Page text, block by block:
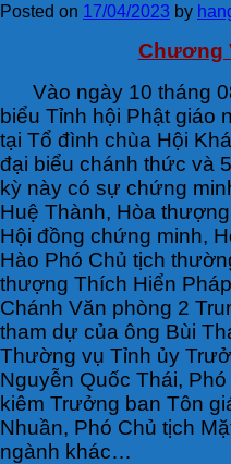
Posted on 17/04/2023 by
Chương
Vào ngày 10 tháng
biểu Tỉnh hội Phật giáo
tại Tổ đình chùa Hội
đại biểu chánh thức và
kỳ này có sự chứng
Huệ Thành, Hòa
Hội đồng chứng minh,
Hào Phó Chủ tịch
thượng Thích Hiển
Chánh Văn phòng 2
tham dự của ông Bùi
Thường vụ Tỉnh ủy
Nguyễn Quốc Thái,
kiêm Trưởng ban Tôn
Nhuần, Phó Chủ tịch
ngành khác…